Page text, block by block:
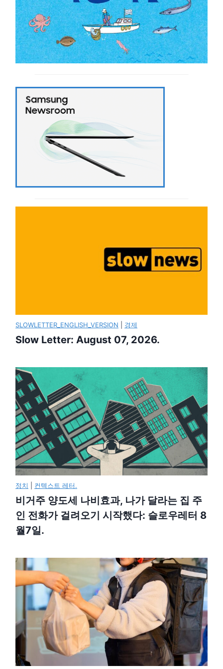
SLOWLETTER_ENGLISH_VERSION 경제
Slow Letter: August 07, 2026.
정치 컨텍스트 레터.
비거주 양도세 나비효과, 나가 달라는 집 주
인 전화가 걸려오기 시작했다: 슬로우레터 8
월7일.